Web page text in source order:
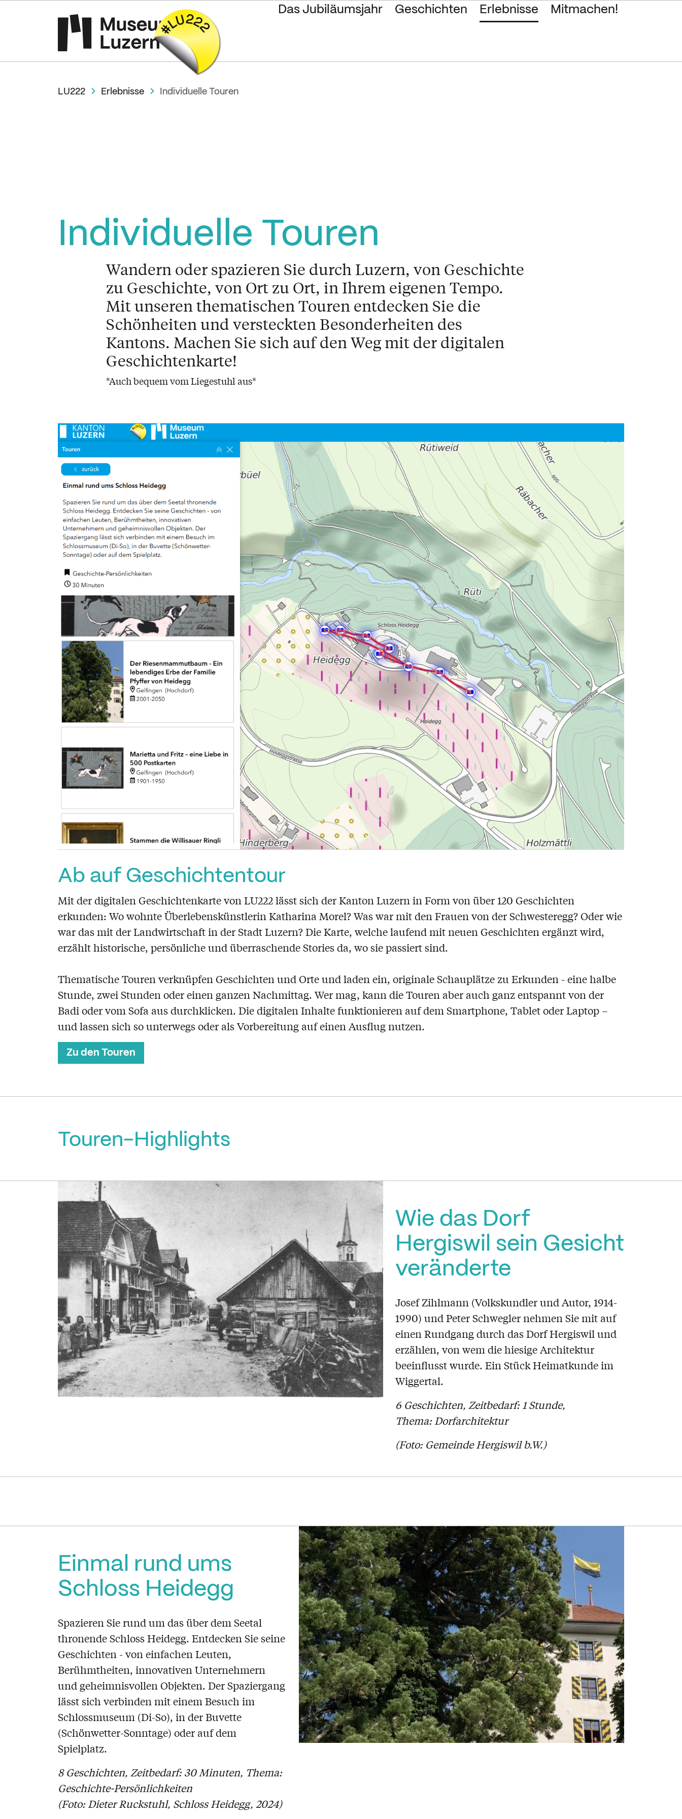
Das Jubiläumsjahr Geschichten Erlebnisse Mitmachen!
LU222 Erlebnisse Individuelle Touren
Individuelle Touren
Wandern oder spazieren Sie durch Luzern, von Geschichte
zu Geschichte, von Ort zu Ort, in Ihrem eigenen Tempo.
Mit unseren thematischen Touren entdecken Sie die
Schönheiten und versteckten Besonderheiten des
Kantons. Machen Sie sich auf den Weg mit der digitalen
Geschichtenkarte!
*Auch bequem vom Liegestuhl aus*
Ab auf Geschichtentour
Mit der digitalen Geschichtenkarte von LU222 lässt sich der Kanton Luzern in Form von über 120 Geschichten
erkunden: Wo wohnte Überlebenskünstlerin Katharina Morel? Was war mit den Frauen von der Schwesteregg? Oder wie
war das mit der Landwirtschaft in der Stadt Luzern? Die Karte, welche laufend mit neuen Geschichten ergänzt wird,
erzählt historische, persönliche und überraschende Stories da, wo sie passiert sind.
Thematische Touren verknüpfen Geschichten und Orte und laden ein, originale Schauplätze zu Erkunden - eine halbe
Stunde, zwei Stunden oder einen ganzen Nachmittag. Wer mag, kann die Touren aber auch ganz entspannt von der
Badi oder vom Sofa aus durchklicken. Die digitalen Inhalte funktionieren auf dem Smartphone, Tablet oder Laptop –
und lassen sich so unterwegs oder als Vorbereitung auf einen Ausflug nutzen.
Zu den Touren
Touren-Highlights
Wie das Dorf
Hergiswil sein Gesicht
veränderte
Josef Zihlmann (Volkskundler und Autor, 1914-
1990) und Peter Schwegler nehmen Sie mit auf
einen Rundgang durch das Dorf Hergiswil und
erzählen, von wem die hiesige Architektur
beeinflusst wurde. Ein Stück Heimatkunde im
Wiggertal.
6 Geschichten, Zeitbedarf: 1 Stunde,
Thema: Dorfarchitektur
(Foto: Gemeinde Hergiswil b.W.)
Einmal rund ums
Schloss Heidegg
Spazieren Sie rund um das über dem Seetal
thronende Schloss Heidegg. Entdecken Sie seine
Geschichten - von einfachen Leuten,
Berühmtheiten, innovativen Unternehmern
und geheimnisvollen Objekten. Der Spaziergang
lässt sich verbinden mit einem Besuch im
Schlossmuseum (Di-So), in der Buvette
(Schönwetter-Sonntage) oder auf dem
Spielplatz.
8 Geschichten, Zeitbedarf: 30 Minuten, Thema:
Geschichte-Persönlichkeiten
(Foto: Dieter Ruckstuhl, Schloss Heidegg, 2024)